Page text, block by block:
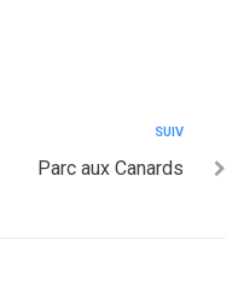
SUIV
Parc aux Canards